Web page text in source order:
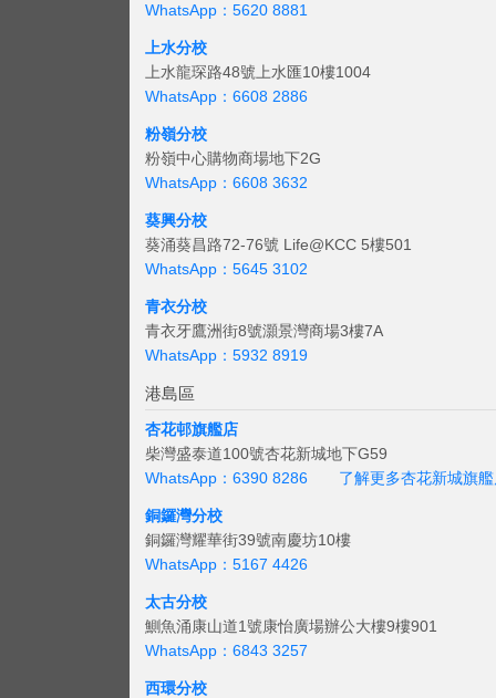
WhatsApp：5620 8881
上水分校
上水龍琛路48號上水匯10樓1004
WhatsApp：6608 2886
粉嶺分校
粉嶺中心購物商場地下2G
WhatsApp：6608 3632
葵興分校
葵涌葵昌路72-76號 Life@KCC 5樓501
WhatsApp：5645 3102
青衣分校
青衣牙鷹洲街8號灝景灣商場3樓7A
WhatsApp：5932 8919
港島區
杏花邨旗艦店
柴灣盛泰道100號杏花新城地下G59
WhatsApp：6390 8286
了解更多杏花新城旗
銅鑼灣分校
銅鑼灣耀華街39號南慶坊10樓
WhatsApp：5167 4426
太古分校
鰂魚涌康山道1號康怡廣場辦公大樓9樓901
WhatsApp：6843 3257
西環分校